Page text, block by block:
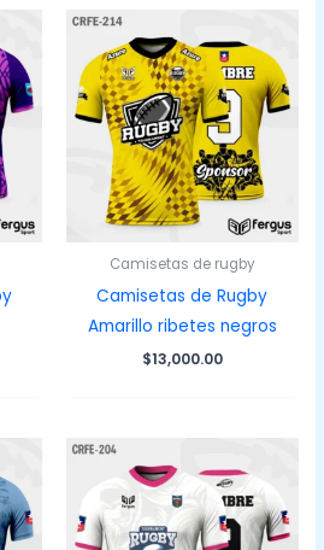
Camisetas de rugby
Camisetas de Rugby
Amarillo ribetes negros
$13,000.00